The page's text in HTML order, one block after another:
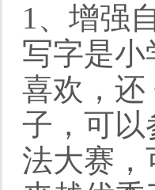
1、增强
写字是
喜欢，还
子，可以
法大赛